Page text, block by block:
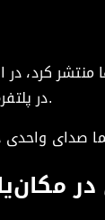
کرد، در
در پلتفرم‌های مستندسازی قرار داد.